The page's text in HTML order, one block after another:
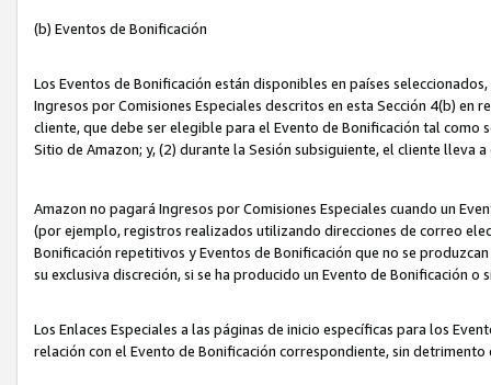
(b) Eventos de Bonificación
Los Eventos de Bonificación están disponibles en países
Ingresos por Comisiones Especiales descritos en esta Sección 4(b) en
cliente, que debe ser elegible para el Evento de Bonificación tal como
Sitio de Amazon; y, (2) durante la Sesión subsiguiente, el cliente lleva
Amazon no pagará Ingresos por Comisiones Especiales cuando un
(por ejemplo, registros realizados utilizando direcciones de correo
Bonificación repetitivos y Eventos de Bonificación que no se
su exclusiva discreción, si se ha producido un Evento de Bonificación
Los Enlaces Especiales a las páginas de inicio específicas para los
relación con el Evento de Bonificación correspondiente, sin